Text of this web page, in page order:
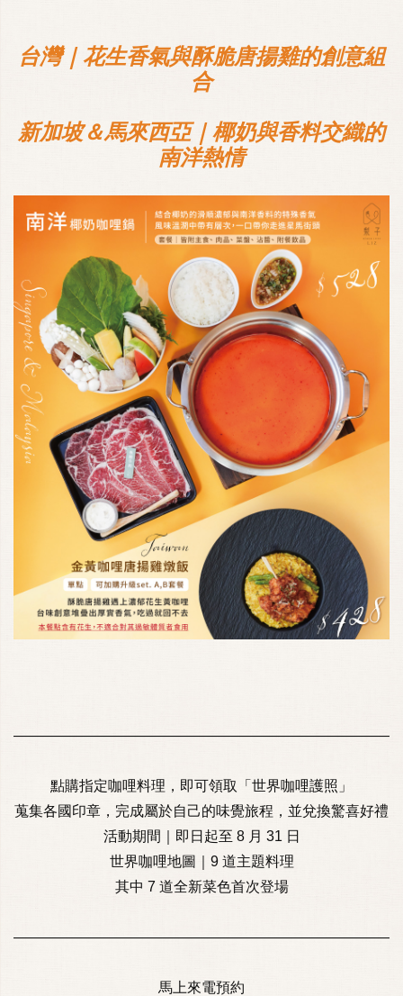
台灣｜花生香氣與酥脆唐揚雞的創意組
合
新加坡＆馬來西亞｜椰奶與香料交織的
南洋熱情
點購指定咖哩料理，即可領取「世界咖哩護照」
蒐集各國印章，完成屬於自己的味覺旅程，並兌換驚喜好禮
活動期間｜即日起至 8 月 31 日
世界咖哩地圖｜9 道主題料理
其中 7 道全新菜色首次登場
馬上來電預約